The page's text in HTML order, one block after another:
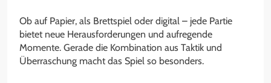
Ob auf Papier, als Brettspiel oder digital – jede Partie
bietet neue Herausforderungen und aufregende
Momente. Gerade die Kombination aus Taktik und
Überraschung macht das Spiel so besonders.